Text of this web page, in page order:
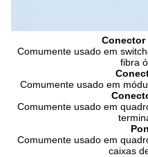
Conector
Comumente usado em
fibra
Comumente usado em
Comumente usado em
Comumente usado em
caixas